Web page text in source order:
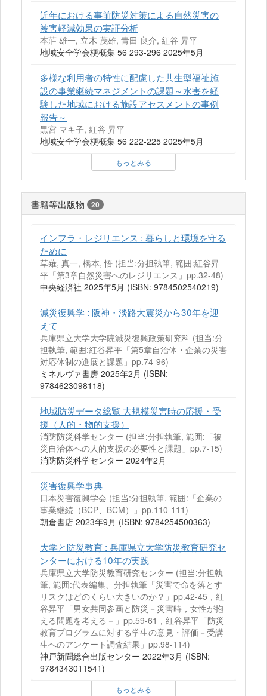
近年における事前防災対策による自然災害の
被害軽減効果の実証分析
本莊 雄一, 立木 茂雄, 青田 良介, 紅谷 昇平
地域安全学会梗概集 56 293-296 2025年5月
多様な利用者の特性に配慮した共生型福祉施
設の事業継続マネジメントの課題～水害を経
験した地域における施設アセスメントの事例
報告～
黒宮 マキ子, 紅谷 昇平
地域安全学会梗概集 56 222-225 2025年5月
もっとみる
書籍等出版物 20
インフラ・レジリエンス : 暮らしと環境を守る
ために
草薙, 真一, 橋本, 悟 (担当:分担執筆, 範囲:紅谷昇
平「第3章自然災害へのレジリエンス」pp.32-48)
中央経済社 2025年5月 (ISBN: 9784502540219)
減災復興学 : 阪神・淡路大震災から30年を迎
えて
兵庫県立大学大学院減災復興政策研究科 (担当:分
担執筆, 範囲:紅谷昇平「第5章自治体・企業の災害
対応体制の進展と課題」pp.74-96)
ミネルヴァ書房 2025年2月 (ISBN:
9784623098118)
地域防災データ総覧 大規模災害時の応援・受
援（人的・物的支援）
消防防災科学センター (担当:分担執筆, 範囲:「被
災自治体への人的支援の必要性と課題」pp.7-15)
消防防災科学センター 2024年2月
災害復興学事典
日本災害復興学会 (担当:分担執筆, 範囲:「企業の
事業継続（BCP、BCM）」pp.110-111)
朝倉書店 2023年9月 (ISBN: 9784254500363)
大学と防災教育 : 兵庫県立大学防災教育研究セ
ンターにおける10年の実践
兵庫県立大学防災教育研究センター (担当:分担執
筆, 範囲:代表編集、分担執筆「災害で命を落とす
リスクはどのくらい大きいのか？」pp.42-45，紅
谷昇平「男女共同参画と防災－災害時，女性が抱
える問題を考える－」pp.59-61，紅谷昇平「防災
教育プログラムに対する学生の意見・評価－受講
生へのアンケート調査結果」pp.98-114)
神戸新聞総合出版センター 2022年3月 (ISBN:
9784343011541)
もっとみる